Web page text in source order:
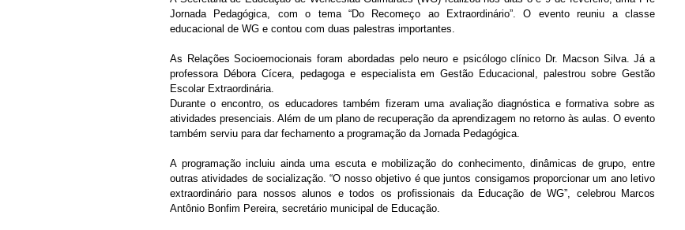
Jornada Pedagógica, com o tema “Do Recomeço ao Extraordinário”. O evento reuniu a classe
educacional de WG e contou com duas palestras importantes.
As Relações Socioemocionais foram abordadas pelo neuro e psicólogo clínico Dr. Macson Silva. Já a
professora Débora Cícera, pedagoga e especialista em Gestão Educacional, palestrou sobre Gestão
Escolar Extraordinária.
Durante o encontro, os educadores também fizeram uma avaliação diagnóstica e formativa sobre as
atividades presenciais. Além de um plano de recuperação da aprendizagem no retorno às aulas. O evento
também serviu para dar fechamento a programação da Jornada Pedagógica.
A programação incluiu ainda uma escuta e mobilização do conhecimento, dinâmicas de grupo, entre
outras atividades de socialização. “O nosso objetivo é que juntos consigamos proporcionar um ano letivo
extraordinário para nossos alunos e todos os profissionais da Educação de WG”, celebrou Marcos
Antônio Bonfim Pereira, secretário municipal de Educação.